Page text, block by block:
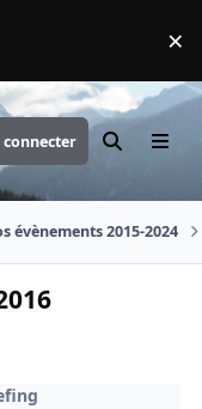
×
connecter Rechercher
Menu
évènements 2015-2024